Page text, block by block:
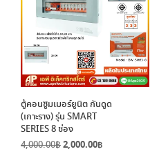
ตู้คอนซูมเมอร์ยูนิต กันดูด
(เกาะราง) รุ่น SMART
SERIES 8 ช่อง
4,000.00฿Original
2,000.00฿